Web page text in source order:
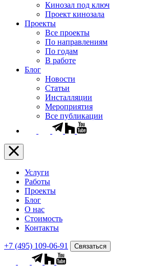
Кинозал под ключ
Проект кинозала
Проекты
Все проекты
По направлениям
По годам
В работе
Блог
Новости
Статьи
Инсталляции
Мероприятия
Все публикации
Услуги
Работы
Проекты
Блог
О нас
Стоимость
Контакты
+7 (495) 109-06-91 Связаться